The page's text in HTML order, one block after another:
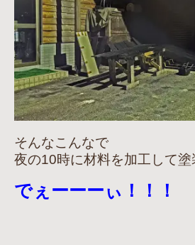
そんなこんなで
夜の10時に材料を加工して塗
でぇーーーぃ！！！